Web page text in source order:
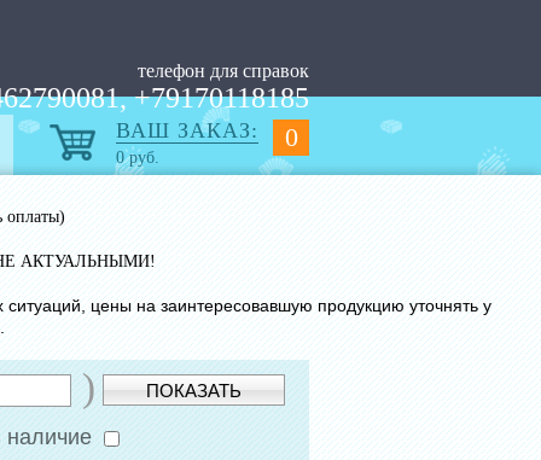
телефон для справок
+79170118185
0
ВАШ ЗАКАЗ:
0руб.
оплаты)
АКТУАЛЬНЫМИ!
цены на заинтересовавшую продукцию уточнять у
) ПОКАЗАТЬ
наличие